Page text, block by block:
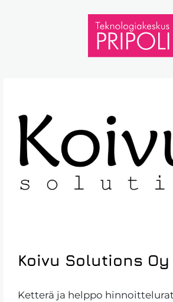
Koivu Solutions Oy
Ketterä ja helppo